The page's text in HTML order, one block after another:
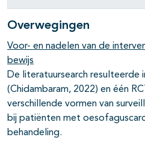
Overwegingen
Voor- en nadelen van de
bewijs
De literatuursearch resulteerde
(Chidambaram, 2022) en één
verschillende vormen van
bij patiënten met
behandeling.